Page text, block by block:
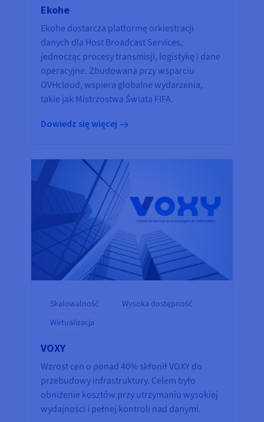
Ekohe
Ekohe dostarcza platformę orkiestracji
danych dla Host Broadcast Services,
jednocząc procesy transmisji, logistykę i dane
operacyjne. Zbudowana przy wsparciu
OVHcloud, wspiera globalne wydarzenia,
takie jak Mistrzostwa Świata FIFA.
Dowiedz się więcej
Skalowalność
Wysoka dostępność
Wirtualizacja
VOXY
Wzrost cen o ponad 40% skłonił VOXY do
przebudowy infrastruktury. Celem było
obniżenie kosztów przy utrzymaniu wysokiej
wydajności i pełnej kontroli nad danymi.